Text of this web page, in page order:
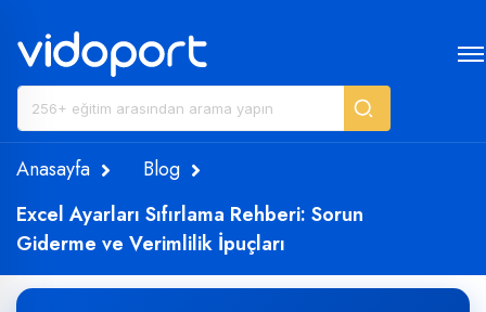
Anasayfa
Blog
Excel Ayarları Sıfırlama Rehberi: Sorun
Giderme ve Verimlilik İpuçları